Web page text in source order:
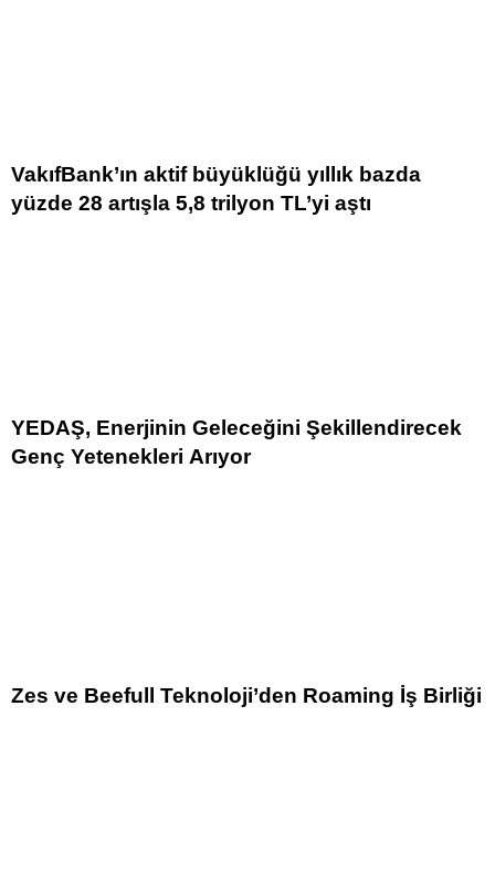
VakıfBank’ın aktif büyüklüğü yıllık bazda
yüzde 28 artışla 5,8 trilyon TL’yi aştı
YEDAŞ, Enerjinin Geleceğini Şekillendirecek
Genç Yetenekleri Arıyor
Zes ve Beefull Teknoloji’den Roaming İş Birliği